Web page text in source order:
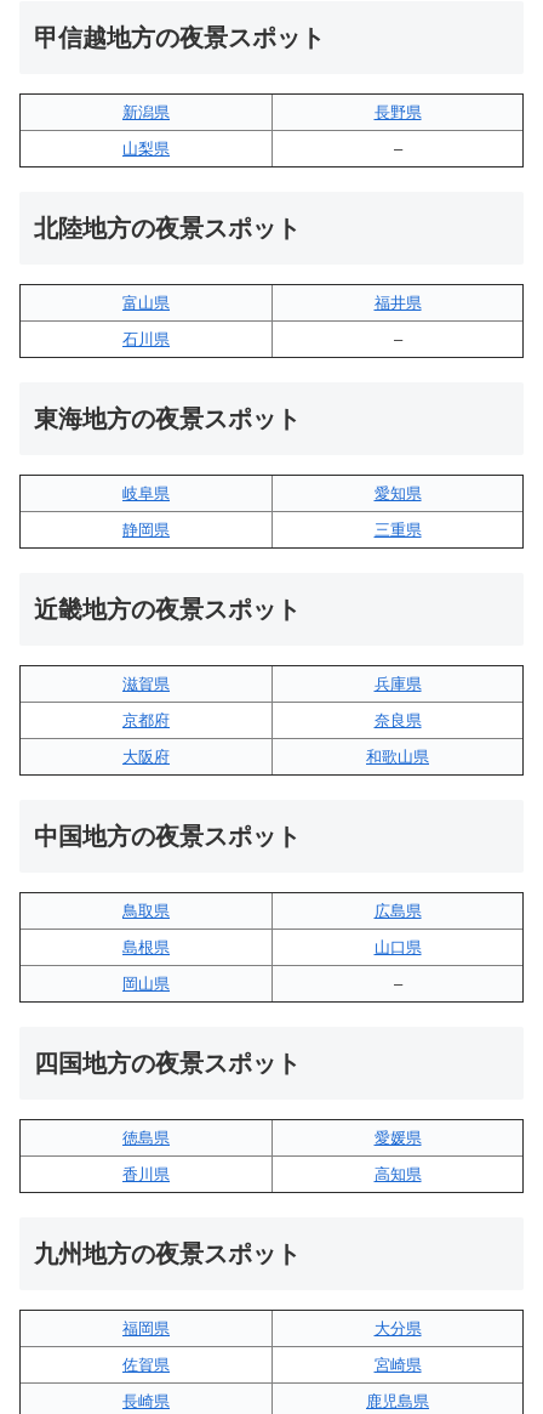
甲信越地方の夜景スポット
新潟県
長野県
山梨県
–
北陸地方の夜景スポット
富山県
福井県
石川県
–
東海地方の夜景スポット
岐阜県
愛知県
静岡県
三重県
近畿地方の夜景スポット
滋賀県
兵庫県
京都府
奈良県
大阪府
和歌山県
中国地方の夜景スポット
鳥取県
広島県
島根県
山口県
岡山県
–
四国地方の夜景スポット
徳島県
愛媛県
香川県
高知県
九州地方の夜景スポット
福岡県
大分県
佐賀県
宮崎県
長崎県
鹿児島県